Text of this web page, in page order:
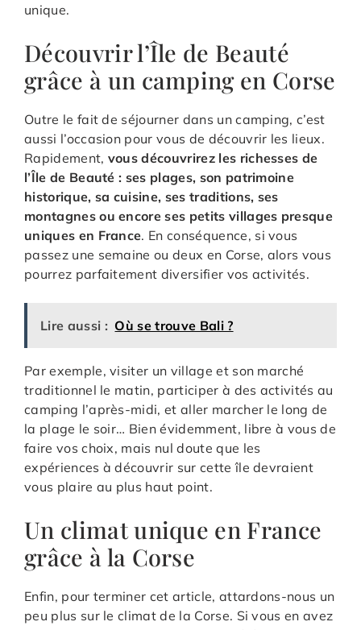
unique.
Découvrir l’Île de Beauté
grâce à un camping en Corse
Outre le fait de séjourner dans un camping, c’est
aussi l’occasion pour vous de découvrir les lieux.
Rapidement, vous découvrirez les richesses de
l’Île de Beauté : ses plages, son patrimoine
historique, sa cuisine, ses traditions, ses
montagnes ou encore ses petits villages presque
uniques en France. En conséquence, si vous
passez une semaine ou deux en Corse, alors vous
pourrez parfaitement diversifier vos activités.
Lire aussi : Où se trouve Bali ?
Par exemple, visiter un village et son marché
traditionnel le matin, participer à des activités au
camping l’après-midi, et aller marcher le long de
la plage le soir… Bien évidemment, libre à vous de
faire vos choix, mais nul doute que les
expériences à découvrir sur cette île devraient
vous plaire au plus haut point.
Un climat unique en France
grâce à la Corse
Enfin, pour terminer cet article, attardons-nous un
peu plus sur le climat de la Corse. Si vous en avez